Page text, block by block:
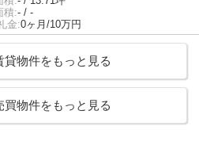
積:- / -
金:0ヶ月/10万円
貸物件をもっと見る
買物件をもっと見る